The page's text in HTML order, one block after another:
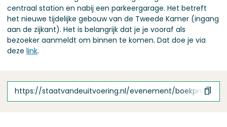
centraal station en nabij een parkeergarage. Het betreft
het nieuwe tijdelijke gebouw van de Tweede Kamer (ingang
aan de zijkant). Het is belangrijk dat je je vooraf als
bezoeker aanmeldt om binnen te komen. Dat doe je via
deze link.
https://staatvandeuitvoering.nl/evenement/